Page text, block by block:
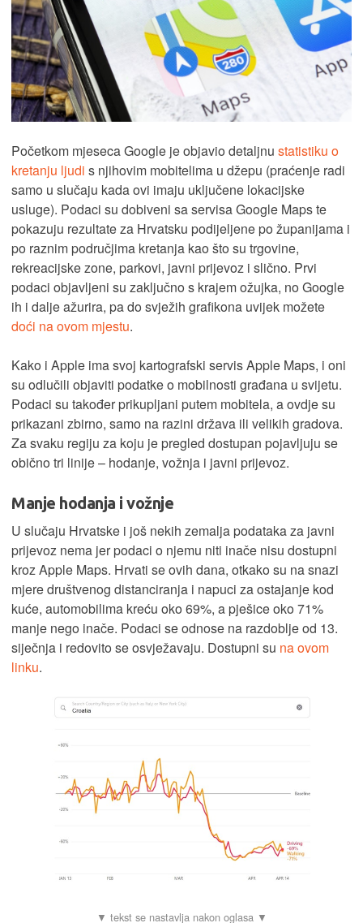
Početkom mjeseca Google je objavio detaljnu statistiku o
kretanju ljudi s njihovim mobitelima u džepu (praćenje radi
samo u slučaju kada ovi imaju uključene lokacijske
usluge). Podaci su dobiveni sa servisa Google Maps te
pokazuju rezultate za Hrvatsku podijeljene po županijama i
po raznim područjima kretanja kao što su trgovine,
rekreacijske zone, parkovi, javni prijevoz i slično. Prvi
podaci objavljeni su zaključno s krajem ožujka, no Google
ih i dalje ažurira, pa do svježih grafikona uvijek možete
doći na ovom mjestu.
Kako i Apple ima svoj kartografski servis Apple Maps, i oni
su odlučili objaviti podatke o mobilnosti građana u svijetu.
Podaci su također prikupljani putem mobitela, a ovdje su
prikazani zbirno, samo na razini država ili velikih gradova.
Za svaku regiju za koju je pregled dostupan pojavljuju se
obično tri linije – hodanje, vožnja i javni prijevoz.
Manje hodanja i vožnje
U slučaju Hrvatske i još nekih zemalja podataka za javni
prijevoz nema jer podaci o njemu niti inače nisu dostupni
kroz Apple Maps. Hrvati se ovih dana, otkako su na snazi
mjere društvenog distanciranja i napuci za ostajanje kod
kuće, automobilima kreću oko 69%, a pješice oko 71%
manje nego inače. Podaci se odnose na razdoblje od 13.
siječnja i redovito se osvježavaju. Dostupni su na ovom
linku.